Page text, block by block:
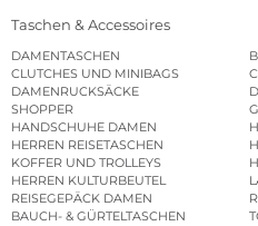
Taschen & Accessoires
DAMENTASCHEN
CLUTCHES UND MINIBAGS
DAMENRUCKSÄCKE
SHOPPER
HANDSCHUHE DAMEN
HERREN REISETASCHEN
KOFFER UND TROLLEYS
HERREN KULTURBEUTEL
REISEGEPÄCK DAMEN
BAUCH- & GÜRTELTASCHEN